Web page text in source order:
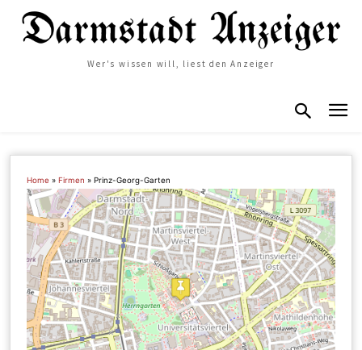
Wer's wissen will, liest den Anzeiger
Home »Firmen »Prinz-Georg-Garten